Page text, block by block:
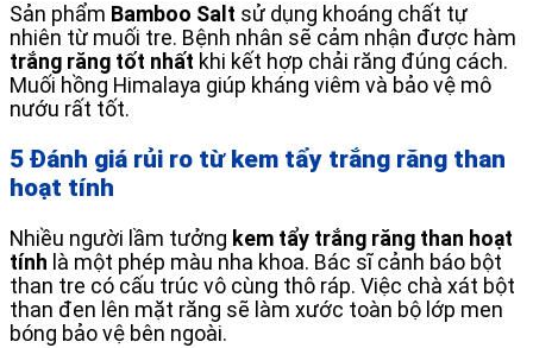
Sản phẩm Bamboo Salt sử dụng khoáng chất tự
nhiên từ muối tre. Bệnh nhân sẽ cảm nhận được hàm
trắng răng tốt nhất khi kết hợp chải răng đúng cách.
Muối hồng Himalaya giúp kháng viêm và bảo vệ mô
nướu rất tốt.
5 Đánh giá rủi ro từ kem tẩy trắng răng than
hoạt tính
Nhiều người lầm tưởng kem tẩy trắng răng than hoạt
tính là một phép màu nha khoa. Bác sĩ cảnh báo bột
than tre có cấu trúc vô cùng thô ráp. Việc chà xát bột
than đen lên mặt răng sẽ làm xước toàn bộ lớp men
bóng bảo vệ bên ngoài.